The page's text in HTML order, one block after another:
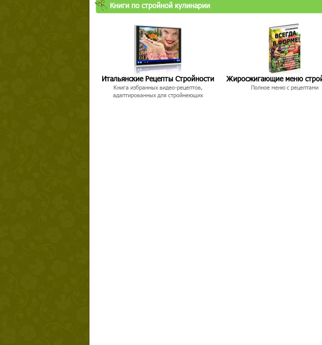
Книги по стройной кулинарии
Итальянские Рецепты Стройности
Книга избранных видео-рецептов,
адаптированных для стройнеющих
Жиросжигающие меню
Полное меню с рецептами